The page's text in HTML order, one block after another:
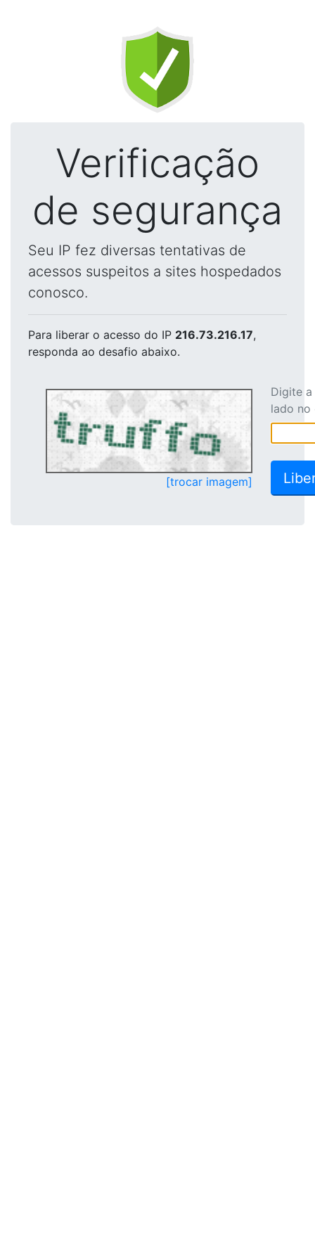
Verificação
de segurança
Seu IP fez diversas tentativas de
acessos suspeitos a sites hospedados
conosco.
Para liberar o acesso do IP 216.73.216.17,
responda ao desafio abaixo.
[trocar imagem]
Digite
lado no